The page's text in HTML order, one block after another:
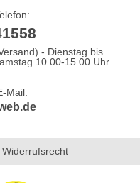
- Dienstag bis
10.00-15.00 Uhr
Mail:
Widerrufsrecht